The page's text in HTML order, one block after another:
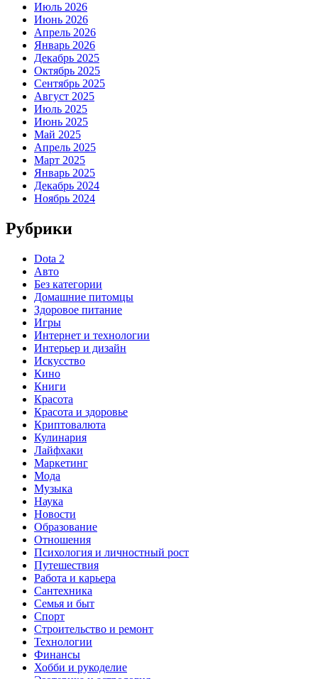
Июль 2026
Июнь 2026
Апрель 2026
Январь 2026
Декабрь 2025
Октябрь 2025
Сентябрь 2025
Август 2025
Июль 2025
Июнь 2025
Май 2025
Апрель 2025
Март 2025
Январь 2025
Декабрь 2024
Ноябрь 2024
Рубрики
Dota 2
Авто
Без категории
Домашние питомцы
Здоровое питание
Игры
Интернет и технологии
Интерьер и дизайн
Искусство
Кино
Книги
Красота
Красота и здоровье
Криптовалюта
Кулинария
Лайфхаки
Маркетинг
Мода
Музыка
Наука
Новости
Образование
Отношения
Психология и личностный рост
Путешествия
Работа и карьера
Сантехника
Семья и быт
Спорт
Строительство и ремонт
Технологии
Финансы
Хобби и рукоделие